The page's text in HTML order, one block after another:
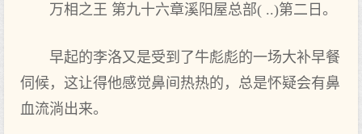
万相之王 第九十六章溪阳屋总部( ..)第二日。
早起的李洛又是受到了牛彪彪的一场大补早餐
伺候，这让得他感觉鼻间热热的，总是怀疑会有鼻
血流淌出来。